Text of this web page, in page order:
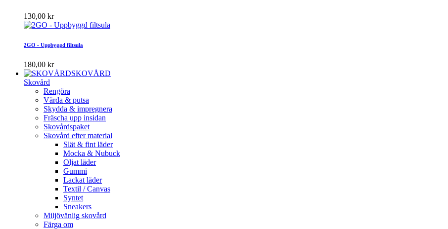
130,00 kr
2GO - Uppbyggd filtsula
180,00 kr
SKOVÅRD
Skovård
Rengöra
Vårda & putsa
Skydda & impregnera
Fräscha upp insidan
Skovårdspaket
Skovård efter material
Slät & fint läder
Mocka & Nubuck
Oljat läder
Gummi
Lackat läder
Textil / Canvas
Syntet
Sneakers
Miljövänlig skovård
Färga om